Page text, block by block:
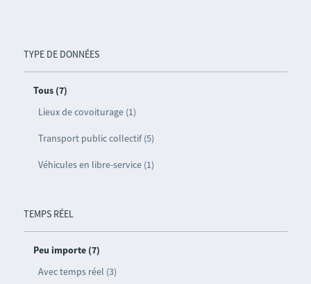
TYPE DE DONNÉES
Tous (7)
Lieux de covoiturage (1)
Transport public collectif (5)
Véhicules en libre-service (1)
TEMPS RÉEL
Peu importe (7)
Avec temps réel (3)